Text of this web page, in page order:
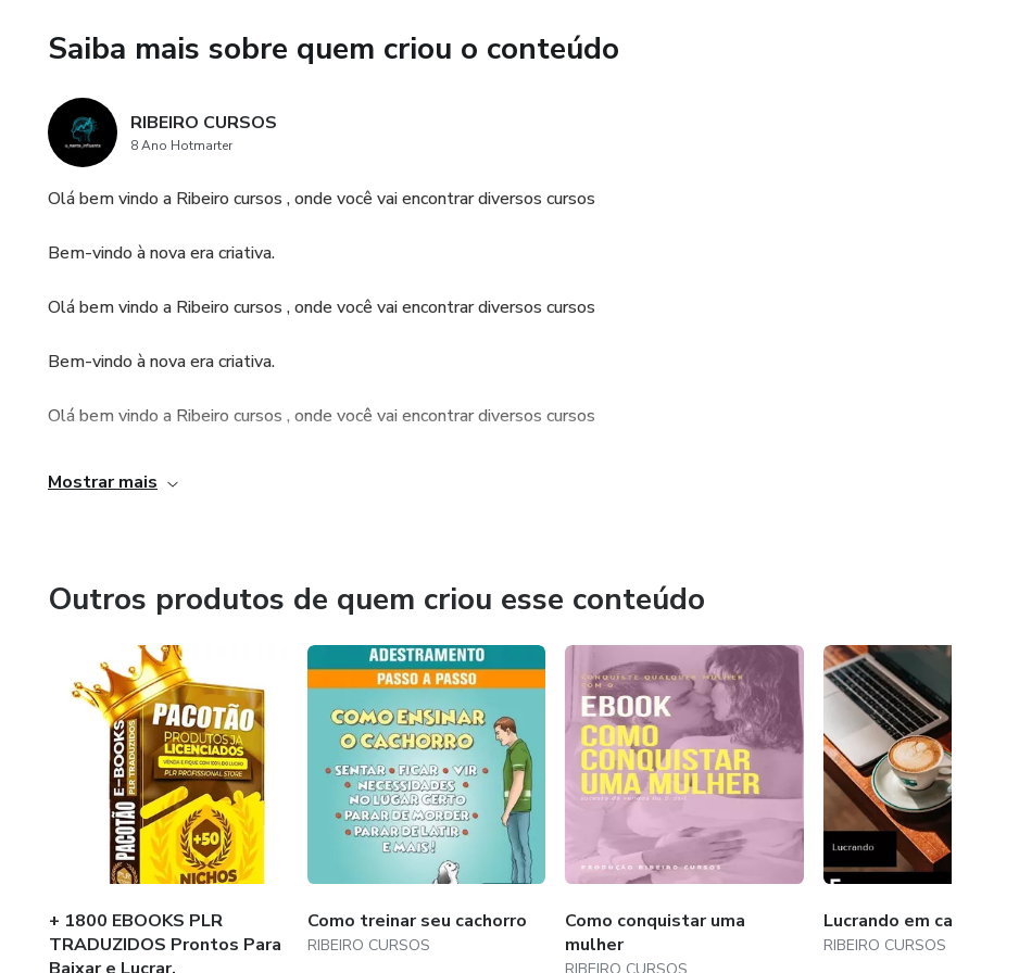
A fome é satisfeita mais completamente preenchendo o estômago. Onça por onça, os
eles são ricos em nutrientes e possuem talentos especiais para derreter gordura.
Saiba mais sobre quem criou o conteúdo
RIBEIRO CURSOS
8 Ano Hotmarter
Olá bem vindo a Ribeiro cursos , onde você vai encontrar diversos cursos
Bem-vindo à nova era criativa.
Olá bem vindo a Ribeiro cursos , onde você vai encontrar diversos cursos
​Bem-vindo à nova era criativa.
Olá bem vindo a Ribeiro cursos , onde você vai encontrar diversos cursos
​Bem-vindo à nova era criativa.
​Bem-vindo à nova era criativa.
Mostrar mais
Outros produtos de quem criou esse conteúdo
+ 1800 EBOOKS PLR
TRADUZIDOS Prontos Para
Como treinar seu cachorro
RIBEIRO CURSOS
Como conquistar uma
mulher
Lucrando em casa
RIBEIRO CURSOS